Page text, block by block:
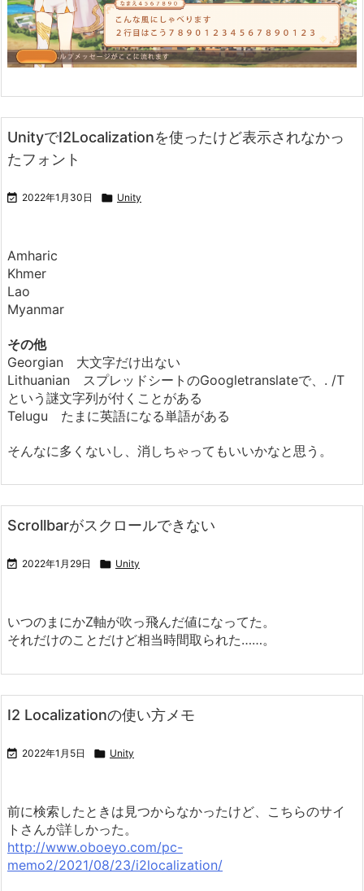
UnityでI2Localizationを使ったけど表示されなかっ
たフォント
 2022年1月30日  Unity
Amharic
Khmer
Lao
Myanmar
その他
Georgian 大文字だけ出ない
Lithuanian スプレッドシートのGoogletranslateで、. /T
という謎文字列が付くことがある
Telugu たまに英語になる単語がある
そんなに多くないし、消しちゃってもいいかなと思う。
Scrollbarがスクロールできない
 2022年1月29日  Unity
いつのまにかZ軸が吹っ飛んだ値になってた。
それだけのことだけど相当時間取られた……。
I2 Localizationの使い方メモ
 2022年1月5日  Unity
前に検索したときは見つからなかったけど、こちらのサイ
トさんが詳しかった。
http://www.oboeyo.com/pc-
memo2/2021/08/23/i2localization/